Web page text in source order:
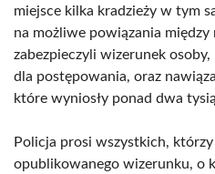
miejsce kilka kradzieży w tym
na możliwe powiązania między
zabezpieczyli wizerunek
dla postępowania, oraz
które wyniosły ponad dwa
Policja prosi wszystkich,
opublikowanego wizerunku, o